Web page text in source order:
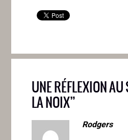
Taiwan” - véritables
sculptures parées de
Bédarieux, Bousquet
Villemagne
l’Argentière. Plus
d’infos :…
UNE RÉFLEXION AU
LA NOIX”
Rodgers